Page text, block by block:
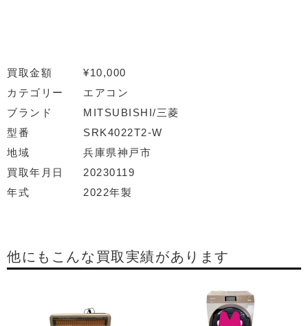
買取金額
¥10,000
カテゴリー
エアコン
ブランド
MITSUBISHI/三菱
型番
SRK4022T2-W
地域
兵庫県神戸市
買取年月日
20230119
年式
2022年製
他にもこんな買取実績があります